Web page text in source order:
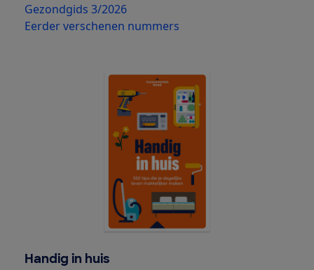
Gezondgids 3/2026
Eerder verschenen nummers
Handig in huis